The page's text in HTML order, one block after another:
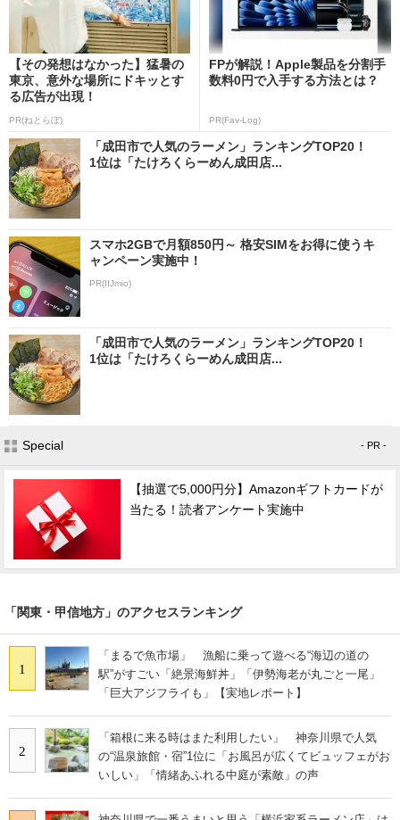
【その発想はなかった】猛暑の
東京、意外な場所にドキッとす
る広告が出現！
PR(ねとらぼ)
FPが解説！Apple製品を分割手
数料0円で入手する方法とは？
PR(Fav-Log)
「成田市で人気のラーメン」ランキングTOP20！
1位は「たけろくらーめん成田店...
スマホ2GBで月額850円～ 格安SIMをお得に使うキ
ャンペーン実施中！
PR(IIJmio)
「成田市で人気のラーメン」ランキングTOP20！
1位は「たけろくらーめん成田店...
Special - PR -
【抽選で5,000円分】Amazonギフトカードが
当たる！読者アンケート実施中
「関東・甲信地方」のアクセスランキング
1
「まるで魚市場」 漁船に乗って遊べる“海辺の道の
駅”がすごい「絶景海鮮丼」「伊勢海老が丸ごと一尾」
「巨大アジフライも」【実地レポート】
2
「箱根に来る時はまた利用したい」 神奈川県で人気
の“温泉旅館・宿”1位に「お風呂が広くてビュッフェがお
いしい」「情緒あふれる中庭が素敵」の声